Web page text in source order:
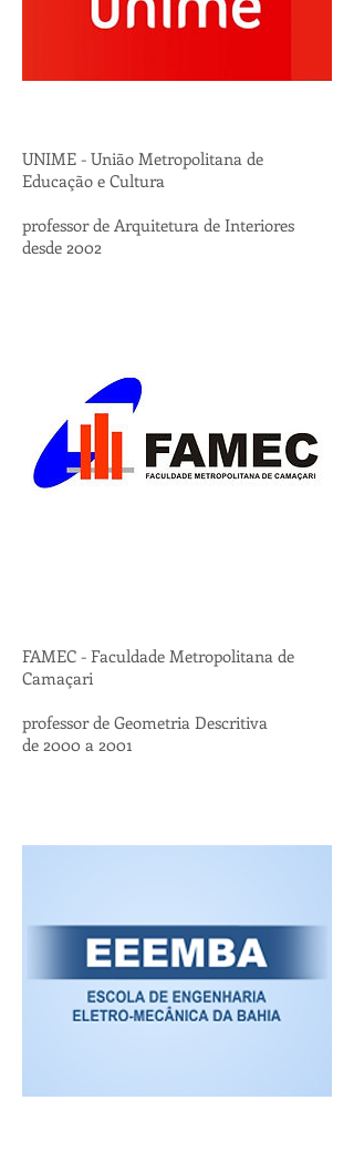
UNIME - União Metropolitana de
Educação e Cultura
professor de Arquitetura de Interiores
desde 2002
FAMEC - Faculdade Metropolitana de
Camaçari
professor de Geometria Descritiva
de 2000 a 2001